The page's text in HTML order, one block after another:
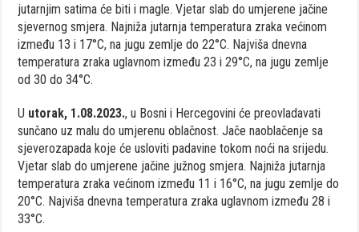
jutarnjim satima će biti i magle. Vjetar slab do umjerene jačine
sjevernog smjera. Najniža jutarnja temperatura zraka većinom
između 13 i 17°C, na jugu zemlje do 22°C. Najviša dnevna
temperatura zraka uglavnom između 23 i 29°C, na jugu zemlje
od 30 do 34°C.
U utorak, 1.08.2023., u Bosni i Hercegovini će preovladavati
sunčano uz malu do umjerenu oblačnost. Jače naoblačenje sa
sjeverozapada koje će usloviti padavine tokom noći na srijedu.
Vjetar slab do umjerene jačine južnog smjera. Najniža jutarnja
temperatura zraka većinom između 11 i 16°C, na jugu zemlje do
20°C. Najviša dnevna temperatura zraka uglavnom između 28 i
33°C.